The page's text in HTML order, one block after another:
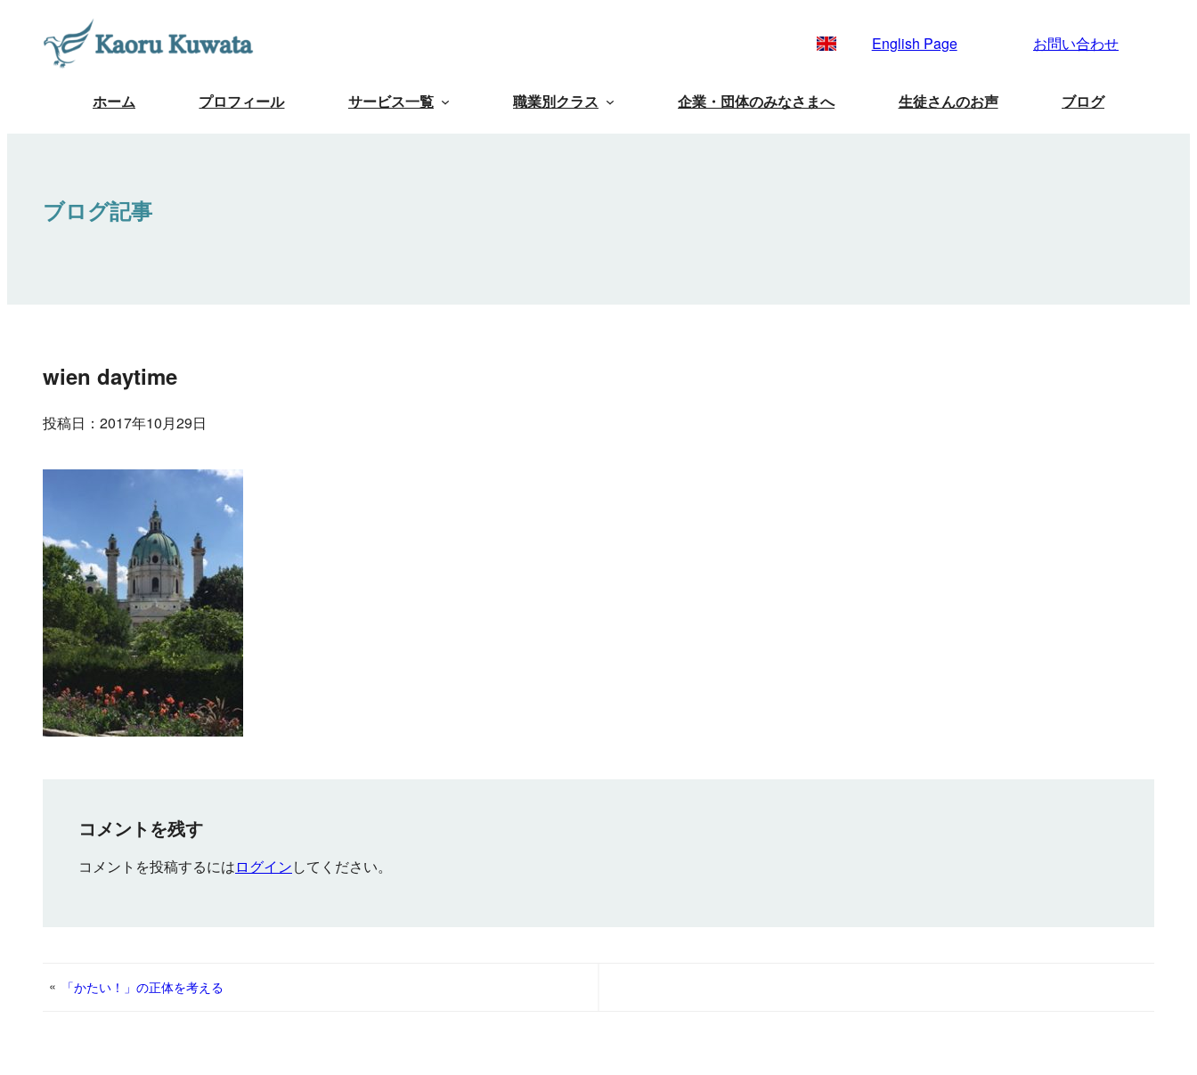
English Page お問い合わせ
ホーム プロフィール サービス一覧 職業別クラス 企業・団体のみなさまへ 生徒さんのお声 ブログ
ブログ記事
wien daytime
投稿日：2017年10月29日
コメントを残す
コメントを投稿するにはログインしてください。
« 「かたい！」の正体を考える